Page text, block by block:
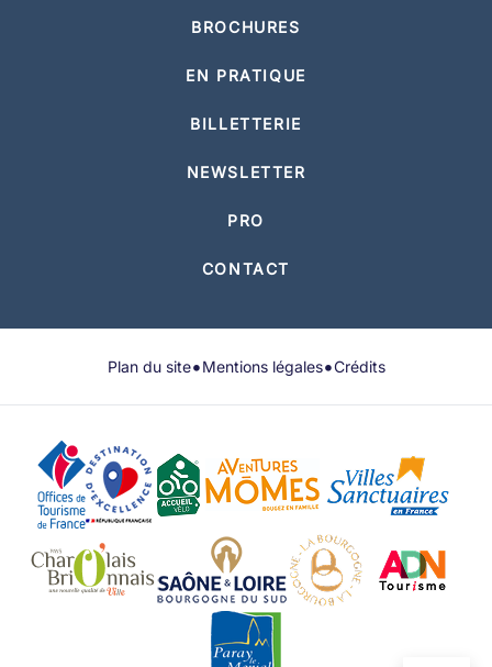
BROCHURES
EN PRATIQUE
BILLETTERIE
NEWSLETTER
PRO
CONTACT
Plan du site•Mentions légales•Crédits